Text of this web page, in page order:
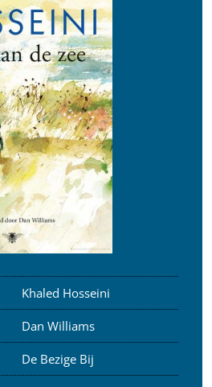
Khaled Hosseini
Dan Williams
De Bezige Bij